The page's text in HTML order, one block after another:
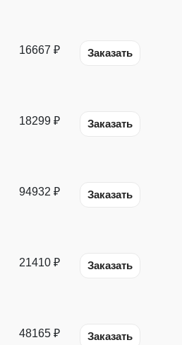
16667 ₽ Заказать
18299 ₽ Заказать
94932 ₽ Заказать
21410 ₽ Заказать
48165 ₽ Заказать